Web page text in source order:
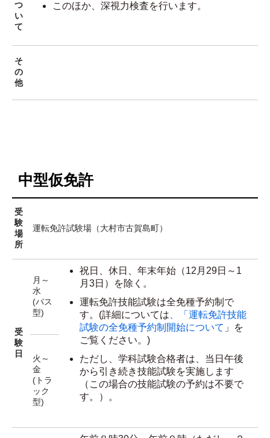
つ
い
て
このほか、深視力検査を行います。
そ
の
他
中型仮免許
受
験
場
所
運転免許試験場（大村市古賀島町）
受
験
日
月～
水
(バス
型)
祝日、休日、年末年始（12月29日～1
月3日）を除く。
運転免許技能試験は全免種予約制で
す。(詳細については 、「運転免許技能
試験の全免種予約制開始について 」を
ご覧ください。)
ただし、学科試験合格者は、当日午後
から引き続き技能試験を実施します
（この場合の技能試験の予約は不要で
す。）。
火～
金
(トラ
ック
型)